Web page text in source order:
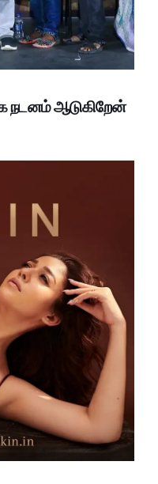
நடனம் ஆடுகிறேன்